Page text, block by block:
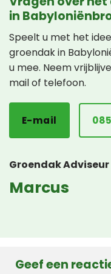
in
Speelt u met het
groendak in
u mee. Neem
mail of telefoon.
E-mail
Groendak Adviseur
Marcus
Geef een